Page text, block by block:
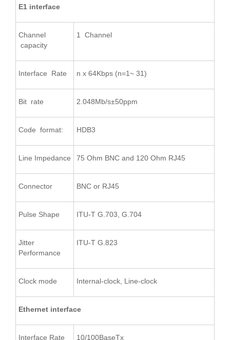
E1 interface
Channel
capacity
1 Channel
Interface Rate n x 64Kbps (n=1~ 31)
Bit rate 2.048Mb/s±50ppm
Code format: HDB3
Line Impedance 75 Ohm BNC and 120 Ohm RJ45
Connector BNC or RJ45
Pulse Shape ITU-T G.703, G.704
Jitter
Performance
ITU-T G.823
Clock mode Internal-clock, Line-clock
Ethernet interface
Interface Rate 10/100BaseTx